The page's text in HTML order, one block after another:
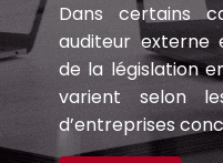
Dans certains
auditeur externe
de la législation
varient selon
d’entreprises